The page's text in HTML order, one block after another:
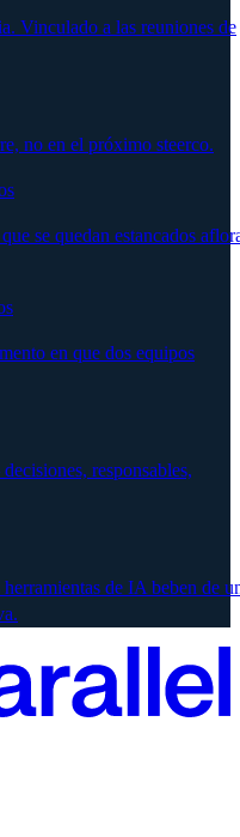
Vinculado a las reuniones de
no en el próximo steerco.
se quedan estancados
en que dos equipos
responsables,
de IA beben de